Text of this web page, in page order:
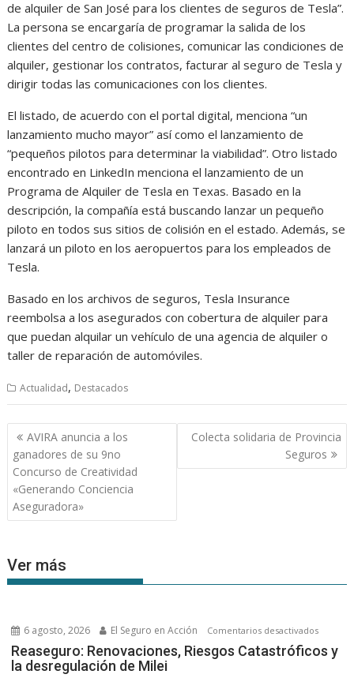
de alquiler de San José para los clientes de seguros de Tesla”.
La persona se encargaría de programar la salida de los
clientes del centro de colisiones, comunicar las condiciones de
alquiler, gestionar los contratos, facturar al seguro de Tesla y
dirigir todas las comunicaciones con los clientes.
El listado, de acuerdo con el portal digital, menciona “un
lanzamiento mucho mayor” así como el lanzamiento de
“pequeños pilotos para determinar la viabilidad”. Otro listado
encontrado en LinkedIn menciona el lanzamiento de un
Programa de Alquiler de Tesla en Texas. Basado en la
descripción, la compañía está buscando lanzar un pequeño
piloto en todos sus sitios de colisión en el estado. Además, se
lanzará un piloto en los aeropuertos para los empleados de
Tesla.
Basado en los archivos de seguros, Tesla Insurance
reembolsa a los asegurados con cobertura de alquiler para
que puedan alquilar un vehículo de una agencia de alquiler o
taller de reparación de automóviles.
Actualidad, Destacados
Navegación
de
entradas
AVIRA anuncia a los
ganadores de su 9no
Concurso de Creatividad
«Generando Conciencia
Aseguradora»
Colecta solidaria de Provincia
Seguros
Ver más
6 agosto, 2026 El Seguro en Acción Comentarios desactivadosen
Reaseguro: Renovaciones, Riesgos Catastróficos y
la desregulación de Milei